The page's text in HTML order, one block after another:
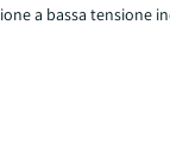
a bassa tensione